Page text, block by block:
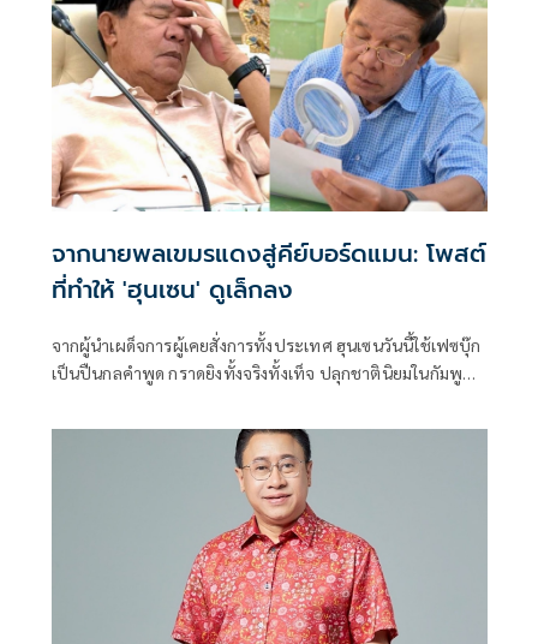
จากนายพลเขมรแดงสู่คีย์บอร์ดแมน: โพสต์
ที่ทำให้ 'ฮุนเซน' ดูเล็กลง
จากผู้นำเผด็จการผู้เคยสั่งการทั้งประเทศ ฮุนเซนวันนี้ใช้เฟซบุ๊ก
เป็นปืนกลคำพูด กราดยิงทั้งจริงทั้งเท็จ ปลุกชาตินิยมในกัมพูชา